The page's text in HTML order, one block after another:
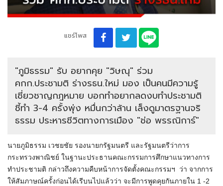
แชร์โพส
"ภูมิธรรม" รับ อยากคุย "วิษณุ" ร่วม
คกก.ประชามติ ร่างรธน.ใหม่ มอง เป็นคนมีความรู้
เชี่ยวชาญกฎหมาย บอกทำอยากลดงบทำประชามติ
ชี้ทำ 3-4 ครั้งพุ่ง หมื่นกว่าล้าน เล็งดูมาตรฐานจริ
ธรรม ประหารชีวิตทางการเมือง "ช่อ พรรณิการ์"
นายภูมิธรรม​ เวชยชัย​ รองนายกรัฐมนตรี และรัฐมนตรีว่าการ
กระทรวงพาณิชย์ ในฐานะประธานคณะกรรมการศึกษาแนวทางการ
ทำประชามติ กล่าวถึงความคืบหน้าการจัดตั้งคณะกรรมฯ ว่า​ จากการ
ให้สัมภาษ​ณ์ครั้งก่อนได้เรีบนไปแล้วว่า จะมีการพูดคุยกันภายใน 1 -​2